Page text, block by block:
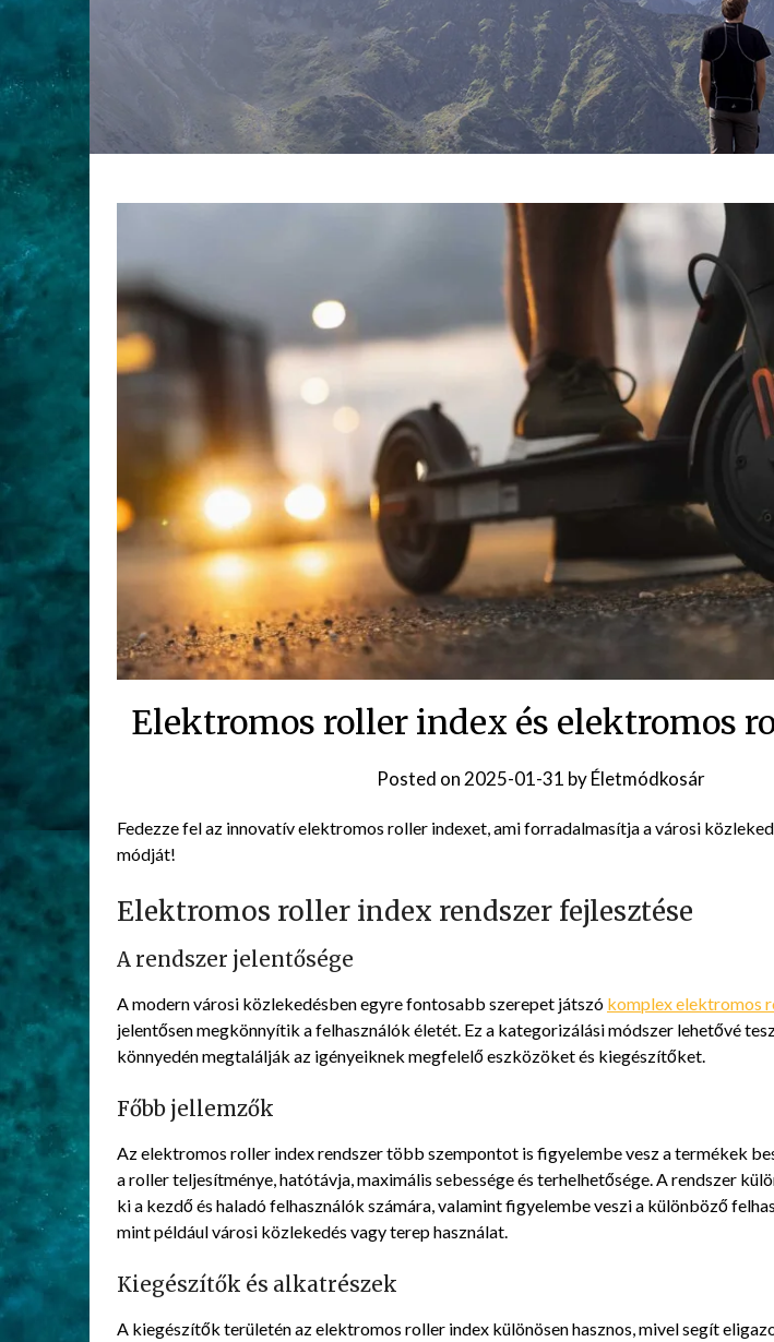
Elektromos roller index és elektromos
Posted on 2025-01-31 byÉletmódkosár
Fedezze fel az innovatív elektromos roller indexet, ami forradalmasítja a városi
módját!
Elektromos roller index rendszer fejlesztése
A rendszer jelentősége
A modern városi közlekedésben egyre fontosabb szerepet játszó komplex elektromos
jelentősen megkönnyítik a felhasználók életét. Ez a kategorizálási módszer lehetővé
könnyedén megtalálják az igényeiknek megfelelő eszközöket és kiegészítőket.
Főbb jellemzők
Az elektromos roller index rendszer több szempontot is figyelembe vesz a termékek
a roller teljesítménye, hatótávja, maximális sebessége és terhelhetősége. A rendszer
ki a kezdő és haladó felhasználók számára, valamint figyelembe veszi a különböző
mint például városi közlekedés vagy terep használat.
Kiegészítők és alkatrészek
A kiegészítők területén az elektromos roller index különösen hasznos, mivel segít